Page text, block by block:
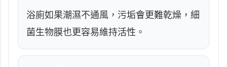
浴廁如果潮濕不通風，污垢會更難乾燥，細
菌生物膜也更容易維持活性。